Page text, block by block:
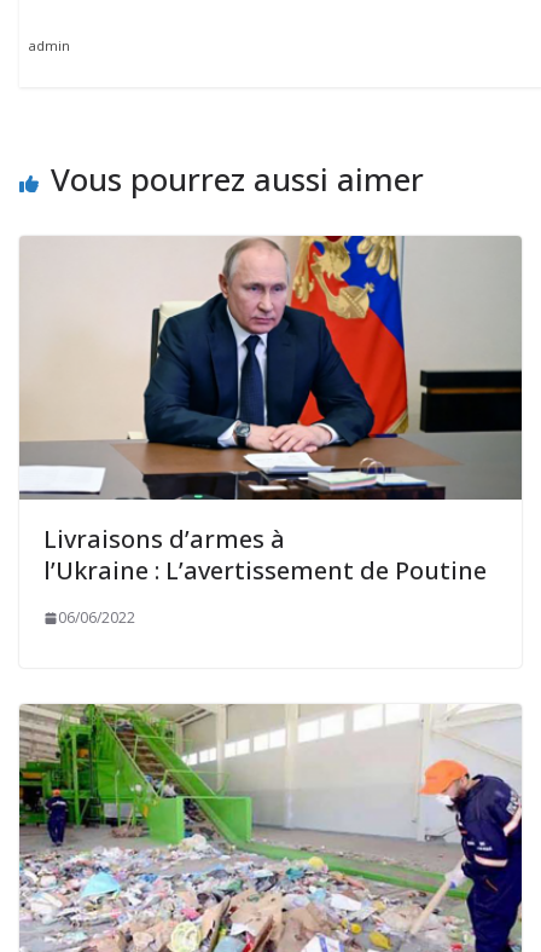
admin
Vous pourrez aussi aimer
Livraisons d’armes à
l’Ukraine : L’avertissement de Poutine
06/06/2022